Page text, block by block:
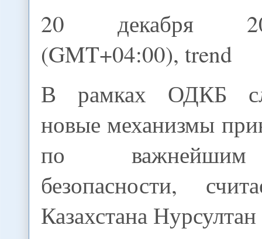
20 декабря
(GMT+04:00), trend
В рамках ОДКБ
новые механизмы
по важнейшим
безопасности,
Казахстана